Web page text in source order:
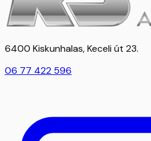
6400 Kiskunhalas, Keceli út 23.
06 77 422 596